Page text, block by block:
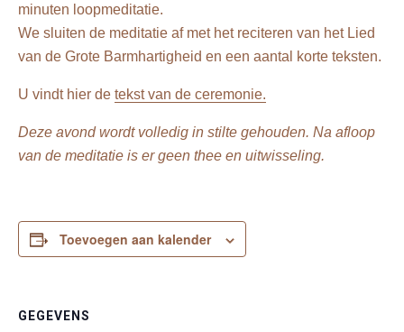
minuten loopmeditatie.
We sluiten de meditatie af met het reciteren van het Lied
van de Grote Barmhartigheid en een aantal korte teksten.
U vindt hier de tekst van de ceremonie.
Deze avond wordt volledig in stilte gehouden. Na afloop
van de meditatie is er geen thee en uitwisseling.
Toevoegen aan kalender
GEGEVENS